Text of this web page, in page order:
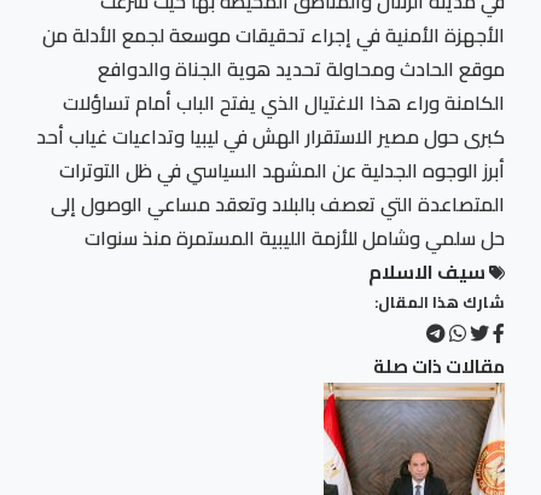
الأجهزة الأمنية في إجراء تحقيقات موسعة لجمع الأدلة من
موقع الحادث ومحاولة تحديد هوية الجناة والدوافع
الكامنة وراء هذا الاغتيال الذي يفتح الباب أمام تساؤلات
كبرى حول مصير الاستقرار الهش في ليبيا وتداعيات غياب أحد
أبرز الوجوه الجدلية عن المشهد السياسي في ظل التوترات
المتصاعدة التي تعصف بالبلاد وتعقد مساعي الوصول إلى
حل سلمي وشامل للأزمة الليبية المستمرة منذ سنوات
سيف الاسلام
شارك هذا المقال:
مقالات ذات صلة